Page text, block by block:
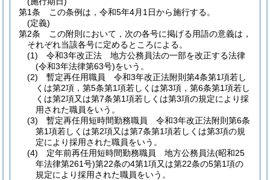
第1条
この条例は，令和5年4月1日から施行する。
(定義)
第2条
この附則において，次の各号に掲げる用語の意義は，
それぞれ当該各号に定めるところによる。
(1)
令和3年改正法 地方公務員法の一部を改正する法律
(令和3年法律第63号)をいう。
(2)
暫定再任用職員 令和3年改正法附則第4条第1項若し
くは第2項，第5条第1項若しくは第3項，第6条第1項若し
くは第2項又は第7条第1項若しくは第3項の規定により採
用された職員をいう。
(3)
暫定再任用短時間勤務職員 令和3年改正法附則第6条
第1項若しくは第2項又は第7条第1項若しくは第3項の規
定により採用された職員をいう。
(4)
定年前再任用短時間勤務職員 地方公務員法(昭和25
年法律第261号)第22条の4第1項又は第22条の5第1項の
規定により採用された職員をいう。